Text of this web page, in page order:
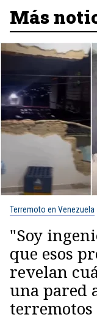
Más
Terremoto en Venezuela
"Soy
que esos
revelan
una pared
terremotos